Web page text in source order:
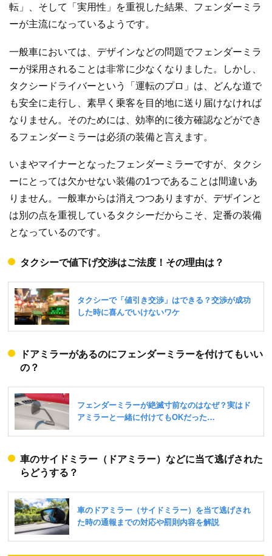
転」、そして「実用性」を重視した結果、フェンダーミラ
ーが主流になっているようです。
一般車においては、デザインなどの問題でフェンダーミラ
ーが採用されることは非常に少なくなりました。しかし、
タクシードライバーという「運転のプロ」は、どんな道で
も安全に走行し、素早く乗客を目的地に送り届けなければ
なりません。そのためには、効率的に後方確認などができ
るフェンダーミラーは必須の装備と言えます。
いまやマイナーとなったフェンダーミラーですが、タクシ
ーにとっては欠かせない装備の1つであることは間違いあ
りません。一般車からは消えつつありますが、デザインと
は別の点を重視しているタクシーだからこそ、定番の装備
となっているのです。
タクシーで値下げ交渉はご法度！その理由は？
ドアミラーがあるのにフェンダーミラーを付けてもいい
の？
車のサイドミラー（ドアミラー）などに当て逃げされた
らどうする？